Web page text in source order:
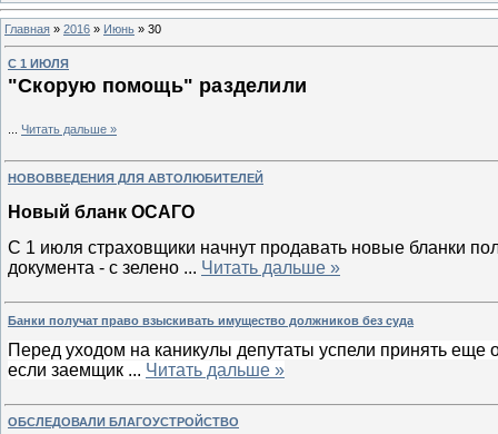
Главная » 2016 » Июнь » 30
С 1 ИЮЛЯ
"Скорую помощь" разделили
Читать дальше »
НОВОВВЕДЕНИЯ ДЛЯ АВТОЛЮБИТЕЛЕЙ
Новый бланк ОСАГО
С 1 июля страховщики начнут продавать новые бланки
документа - с зелено ... Читать дальше »
Банки получат право взыскивать имущество должников без суда
Перед уходом на каникулы депутаты успели принять
если заемщик ... Читать дальше »
ОБСЛЕДОВАЛИ БЛАГОУСТРОЙСТВО